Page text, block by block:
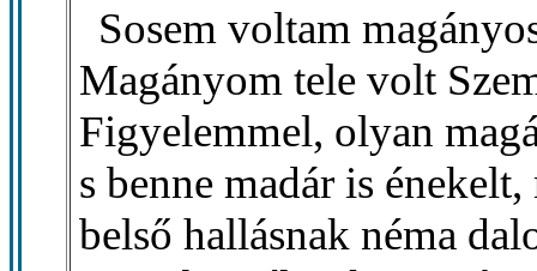
Sosem voltam
Magányom tele volt
Figyelemmel, olyan
s benne madár is
belső hallásnak néma